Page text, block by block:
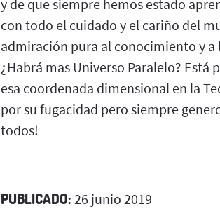
y de que siempre hemos estado
con todo el cuidado y el cariño del
admiración pura al conocimiento y
¿Habrá mas Universo Paralelo?
esa coordenada dimensional en la
por su fugacidad pero siempre
todos!
PUBLICADO: 26 junio 2019